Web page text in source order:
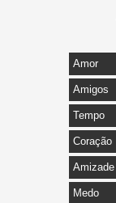
Amor
Amigos
Tempo
Coração
Amizade
Medo